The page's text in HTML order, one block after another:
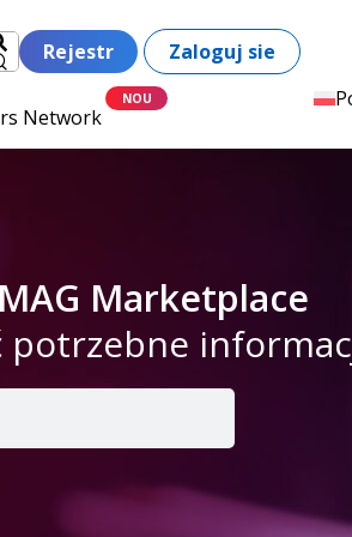
Rejestr Zaloguj sie
Network
Marketplace
potrzebne